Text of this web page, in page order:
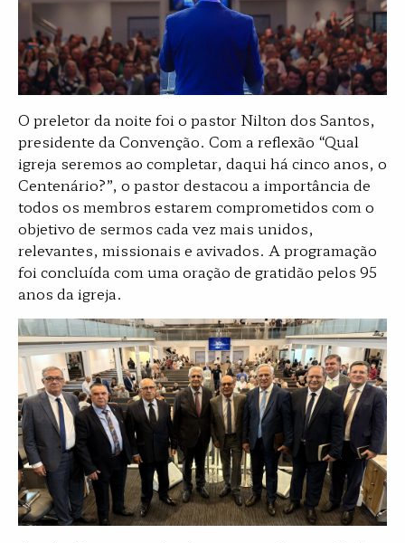
O preletor da noite foi o pastor Nilton dos Santos,
presidente da Convenção. Com a reflexão “Qual
igreja seremos ao completar, daqui há cinco anos, o
Centenário?”, o pastor destacou a importância de
todos os membros estarem comprometidos com o
objetivo de sermos cada vez mais unidos,
relevantes, missionais e avivados. A programação
foi concluída com uma oração de gratidão pelos 95
anos da igreja.